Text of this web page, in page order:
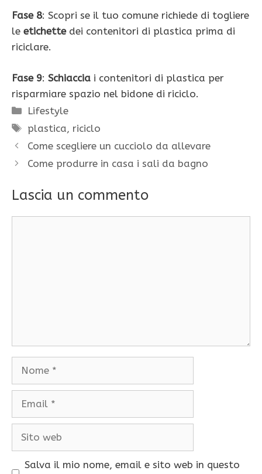
Fase 8: Scopri se il tuo comune richiede di togliere
le etichette dei contenitori di plastica prima di
riciclare.
Fase 9: Schiaccia i contenitori di plastica per
risparmiare spazio nel bidone di riciclo.
Categorie
Lifestyle
Tag
plastica, riciclo
Come scegliere un cucciolo da allevare
Come produrre in casa i sali da bagno
Lascia un commento
Nome
Email
Sito
Salva il mio nome, email e sito web in questo